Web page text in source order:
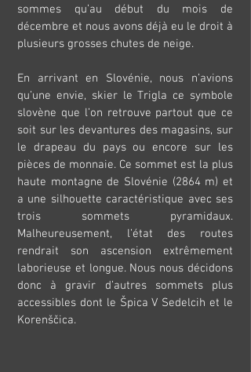
sommes qu’au début du mois de
décembre et nous avons déjà eu le droit à
plusieurs grosses chutes de neige.
En arrivant en Slovénie, nous n’avions
qu’une envie, skier le Trigla ce symbole
slovène que l’on retrouve partout que ce
soit sur les devantures des magasins, sur
le drapeau du pays ou encore sur les
pièces de monnaie. Ce sommet est la plus
haute montagne de Slovénie (2864 m) et
a une silhouette caractéristique avec ses
trois sommets pyramidaux.
Malheureusement, l’état des routes
rendrait son ascension extrêmement
laborieuse et longue. Nous nous décidons
donc à gravir d’autres sommets plus
accessibles dont le Špica V Sedelcih et le
Korenščica.